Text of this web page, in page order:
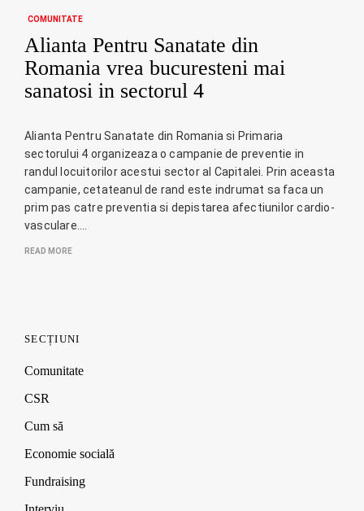
COMUNITATE
Alianta Pentru Sanatate din
Romania vrea bucuresteni mai
sanatosi in sectorul 4
Alianta Pentru Sanatate din Romania si Primaria
sectorului 4 organizeaza o campanie de preventie in
randul locuitorilor acestui sector al Capitalei. Prin aceasta
campanie, cetateanul de rand este indrumat sa faca un
prim pas catre preventia si depistarea afectiunilor cardio-
vasculare.…
READ MORE
SECȚIUNI
Comunitate
CSR
Cum să
Economie socială
Fundraising